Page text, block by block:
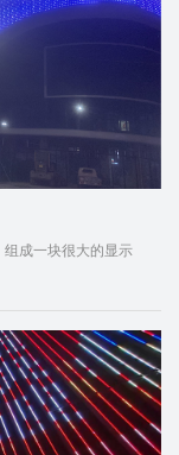
成一块很大的显示